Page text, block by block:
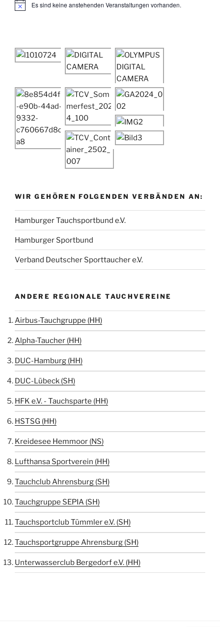
H
i
s
Es sind keine anstehenden Veranstaltungen vorhanden.
WIR GEHÖREN FOLGENDEN VERBÄNDEN AN:
Hamburger Tauchsportbund e.V.
Hamburger Sportbund
Verband Deutscher Sporttaucher e.V.
ANDERE REGIONALE TAUCHVEREINE
Airbus-Tauchgruppe (HH)
Alpha-Taucher (HH)
DUC-Hamburg (HH)
DUC-Lübeck (SH)
HFK e.V. - Tauchsparte (HH)
HSTSG (HH)
Kreidesee Hemmoor (NS)
Lufthansa Sportverein (HH)
Tauchclub Ahrensburg (SH)
Tauchgruppe SEPIA (SH)
Tauchsportclub Tümmler e.V. (SH)
Tauchsportgruppe Ahrensburg (SH)
Unterwasserclub Bergedorf e.V. (HH)